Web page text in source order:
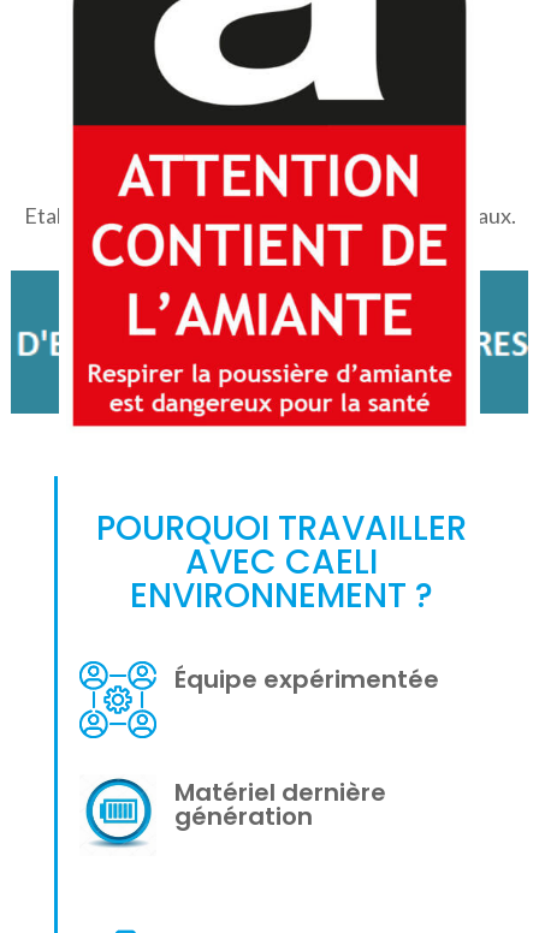
4. Rapports
Etablissement des rapports d’essai et rapport finaux.
POURQUOI TRAVAILLER
AVEC CAELI
ENVIRONNEMENT ?
Équipe expérimentée
Matériel dernière
génération